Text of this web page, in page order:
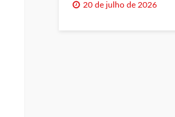
20 de julho de 2026